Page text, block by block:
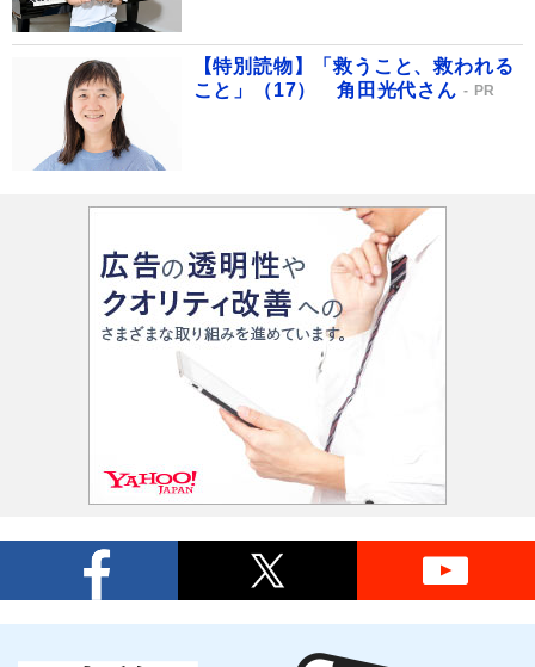
【特別読物】「救うこと、救われる
こと」（17） 角田光代さん
PR